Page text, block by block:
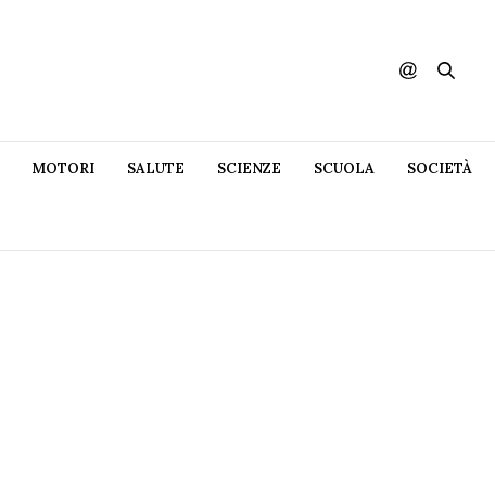
MOTORI SALUTE SCIENZE SCUOLA SOCIETÀ